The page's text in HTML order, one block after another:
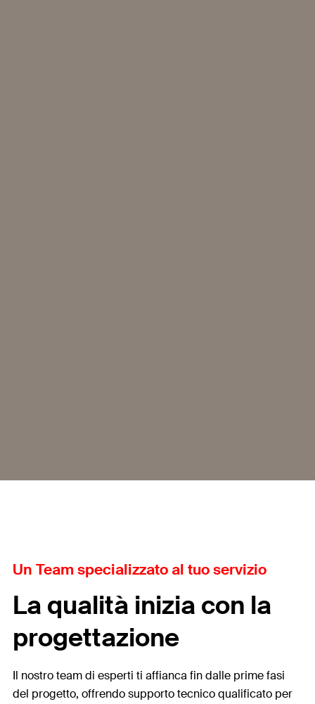
Un Team specializzato al tuo servizio
La qualità inizia con la
progettazione
Il nostro team di esperti ti affianca fin dalle prime fasi
del progetto, offrendo supporto tecnico qualificato per